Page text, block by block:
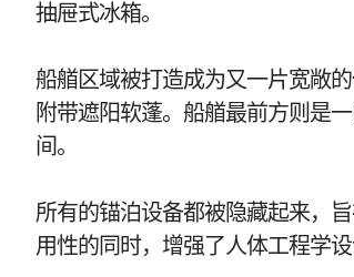
抽屉式冰箱。
船艏区域被打造成为又一片宽敞
附带遮阳软蓬。船艏最前方则是
间。
所有的锚泊设备都被隐藏起来，
用性的同时，增强了人体工程学设